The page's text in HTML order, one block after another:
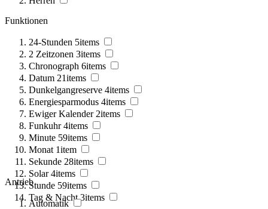
Funktionen
24-Stunden 5items
2 Zeitzonen 3items
Chronograph 6items
Datum 21items
Dunkelgangreserve 4items
Energiesparmodus 4items
Ewiger Kalender 2items
Funkuhr 4items
Minute 59items
Monat 1item
Sekunde 28items
Solar 4items
Stunde 59items
Tag & Nacht 3items
Antrieb
Automatik